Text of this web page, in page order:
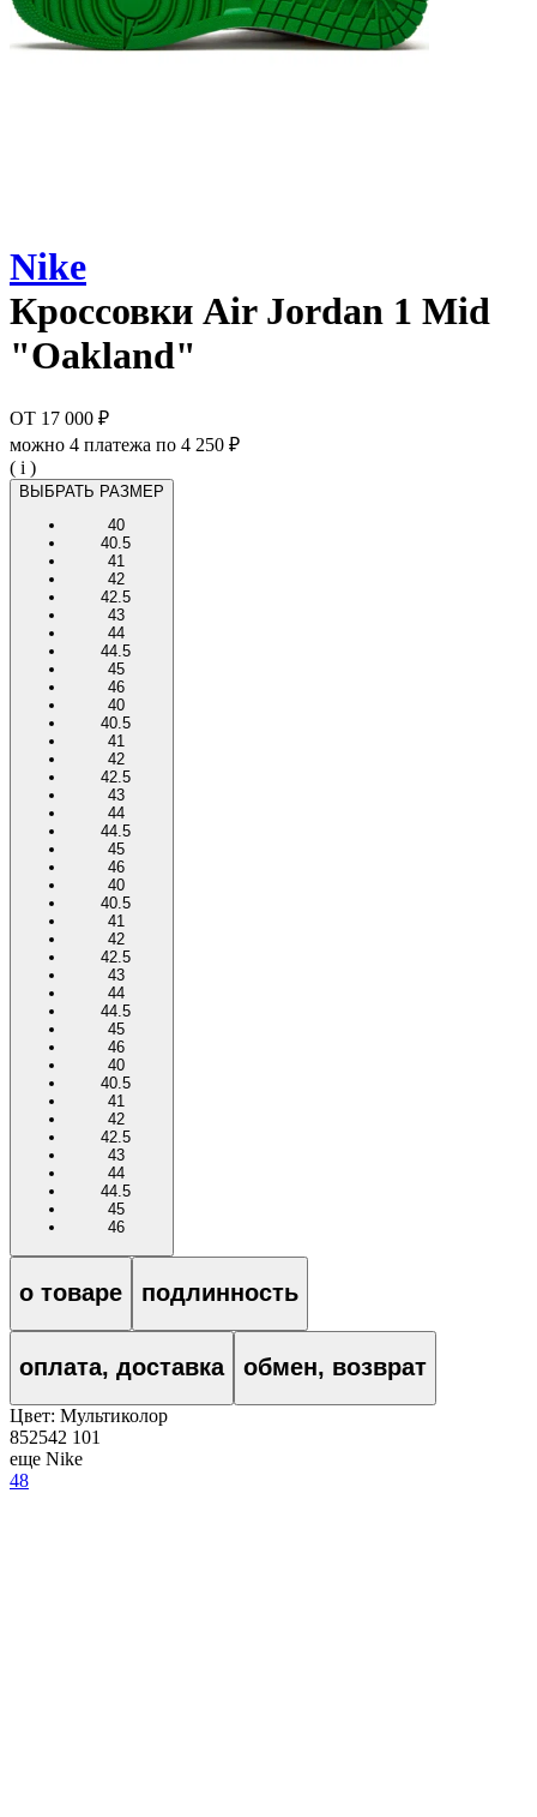
Nike
Кроссовки Air Jordan 1 Mid
"Oakland"
ОТ 17 000 ₽
можно 4 платежа по 4 250 ₽
( i )
ВЫБРАТЬ РАЗМЕР
40
40.5
41
42
42.5
43
44
44.5
45
46
40
40.5
41
42
42.5
43
44
44.5
45
46
40
40.5
41
42
42.5
43
44
44.5
45
46
40
40.5
41
42
42.5
43
44
44.5
45
46
о товаре подлинность
оплата, доставка обмен, возврат
Цвет: Мультиколор
852542 101
еще Nike
48